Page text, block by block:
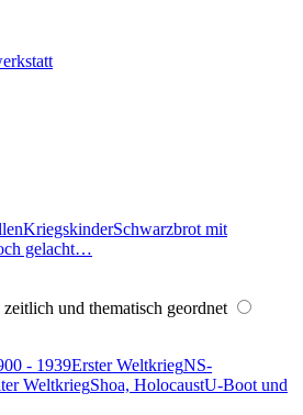
KriegskinderSchwarzbrot mit
gelacht…
und thematisch geordnet
- 1939Erster WeltkriegNS-
WeltkriegShoa, HolocaustU-Boot und